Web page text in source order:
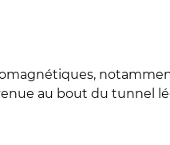
au bout du tunnel